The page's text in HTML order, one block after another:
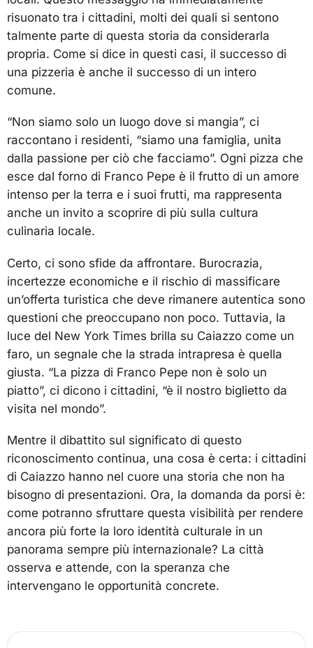
risuonato tra i cittadini, molti dei quali si sentono
talmente parte di questa storia da considerarla
propria. Come si dice in questi casi, il successo di
una pizzeria è anche il successo di un intero
comune.
“Non siamo solo un luogo dove si mangia”, ci
raccontano i residenti, “siamo una famiglia, unita
dalla passione per ciò che facciamo”. Ogni pizza che
esce dal forno di Franco Pepe è il frutto di un amore
intenso per la terra e i suoi frutti, ma rappresenta
anche un invito a scoprire di più sulla cultura
culinaria locale.
Certo, ci sono sfide da affrontare. Burocrazia,
incertezze economiche e il rischio di massificare
un’offerta turistica che deve rimanere autentica sono
questioni che preoccupano non poco. Tuttavia, la
luce del New York Times brilla su Caiazzo come un
faro, un segnale che la strada intrapresa è quella
giusta. “La pizza di Franco Pepe non è solo un
piatto”, ci dicono i cittadini, “è il nostro biglietto da
visita nel mondo”.
Mentre il dibattito sul significato di questo
riconoscimento continua, una cosa è certa: i cittadini
di Caiazzo hanno nel cuore una storia che non ha
bisogno di presentazioni. Ora, la domanda da porsi è:
come potranno sfruttare questa visibilità per rendere
ancora più forte la loro identità culturale in un
panorama sempre più internazionale? La città
osserva e attende, con la speranza che
intervengano le opportunità concrete.